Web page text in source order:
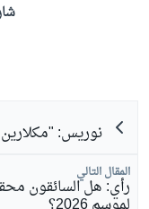
نوريس: "مكلارين
المقال التالي